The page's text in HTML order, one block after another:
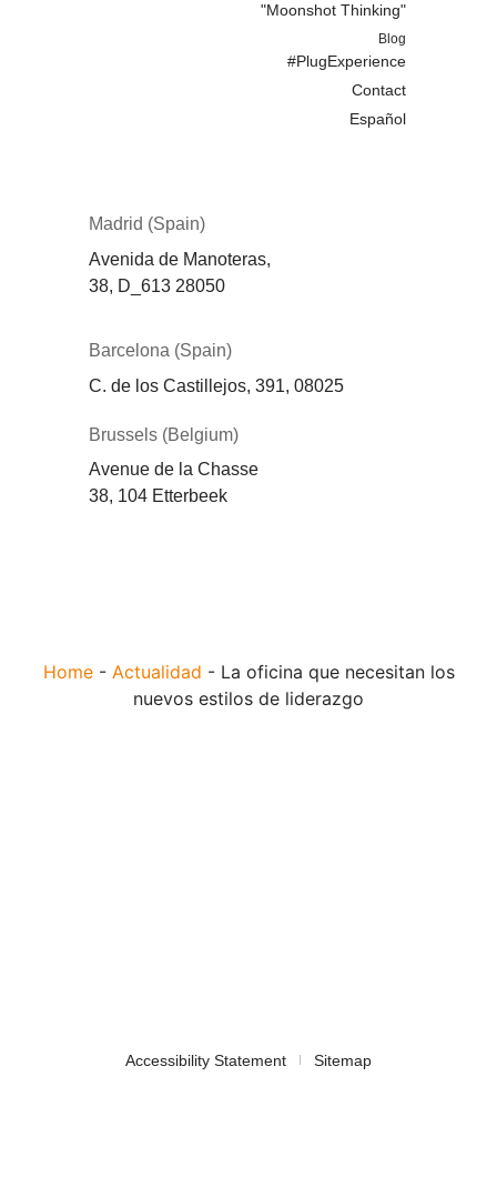
Madrid (Spain)
Avenida de Manoteras,
38, D_613 28050
Barcelona (Spain)
C. de los Castillejos, 391, 08025
Brussels (Belgium)
Avenue de la Chasse
38, 104 Etterbeek
"Moonshot Thinking"
Blog
#PlugExperience
Contact
Español
Home- Actualidad - La oficina que necesitan los
nuevos estilos de liderazgo
Accessibility Statement Sitemap